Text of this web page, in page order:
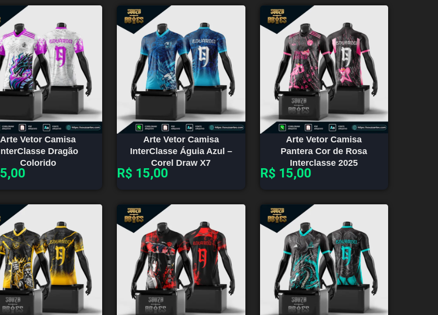
Arte Vetor Camisa
Dragão
Colorido
Arte Vetor Camisa
InterClasse Águia Azul –
Corel Draw X7
R$ 15,00
Arte Vetor Camisa
Pantera Cor de Rosa
Interclasse 2025
R$ 15,00